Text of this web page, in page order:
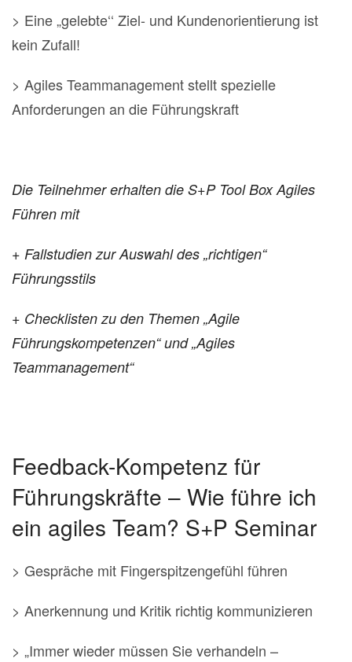
> Eine „gelebte‘‘ Ziel- und Kundenorientierung ist
kein Zufall!
> Agiles Teammanagement stellt spezielle
Anforderungen an die Führungskraft
Die Teilnehmer erhalten die S+P Tool Box Agiles
Führen mit
+ Fallstudien zur Auswahl des „richtigen“
Führungsstils
+ Checklisten zu den Themen „Agile
Führungskompetenzen“ und „Agiles
Teammanagement“
Feedback-Kompetenz für
Führungskräfte – Wie führe ich
ein agiles Team? S+P Seminar
> Gespräche mit Fingerspitzengefühl führen
> Anerkennung und Kritik richtig kommunizieren
> „Immer wieder müssen Sie verhandeln –